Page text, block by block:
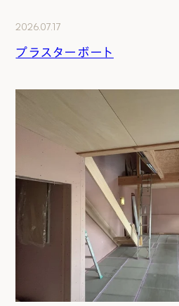
2026.07.17
プラスターボート